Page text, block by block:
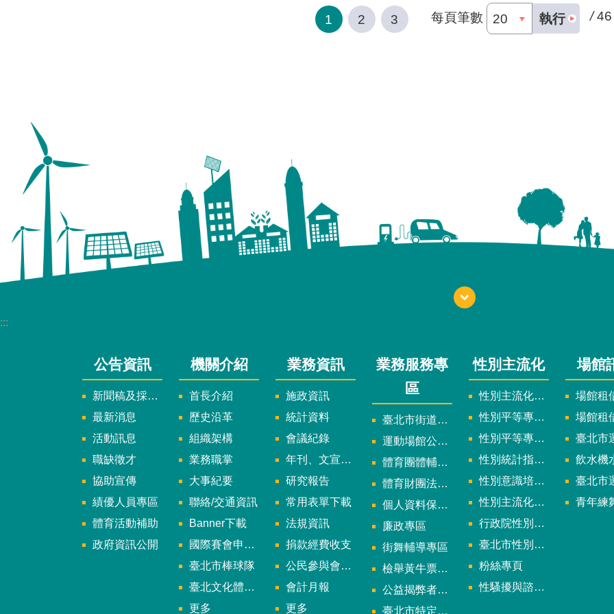
1 2 3 每頁筆數 執行 / 46
:::
公告資訊
新聞稿及採訪通知
最新消息
活動訊息
職缺徵才
協助宣傳
績優人員專區
體育活動補助
政府資訊公開
機關介紹
首長介紹
歷史沿革
組織架構
業務職掌
大事紀要
聯絡/交通資訊
Banner下載
國際賽會申辦暨籌辦小組
臺北市棒球隊
臺北文化體育園區
更多
業務資訊
施政資訊
統計資料
會議紀錄
年刊、文宣及出版品
研究報告
常用表單下載
法規資訊
捐款經費收支
公民參與會議資訊
會計月報
更多
業務服務專
區
臺北市街道遊戲申請專區
運動場館公司設立輔導專區
體育團體輔導訪視
體育財團法人/公益信託專區
個人資料保護專區
廉政專區
街舞輔導專區
檢舉黃牛票專區
公益揭弊者保護法專區
臺北市特定族群體適能指導證照參考名單申請認可計畫
性別主流化
性別主流化實施計畫暨細部計畫
性別平等專案小組委員名單
性別平等專案小組會議紀錄
性別統計指標及項目
性別意識培力、統計分析案、影響評估案
性別主流化年度成果報告
行政院性別平等會
臺北市性別平等辦公室
粉絲專頁
性騷擾與諮詢專區
場館
場館租
場館租
臺北市運
飲水機水質
臺北市運動中心
青年練舞據